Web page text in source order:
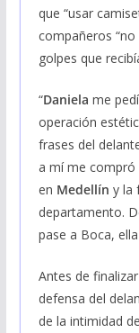
que “usar
compañeros
golpes que
“Daniela me
operación
frases del
a mí me compró
en Medellín y la
departamento.
pase a Boca,
Antes de
defensa del
de la intimidad